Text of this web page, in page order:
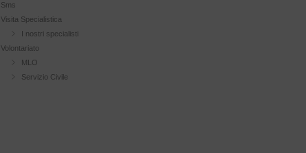
Sms
Visita Specialistica
I nostri specialisti
Volontariato
MLO
Servizio Civile